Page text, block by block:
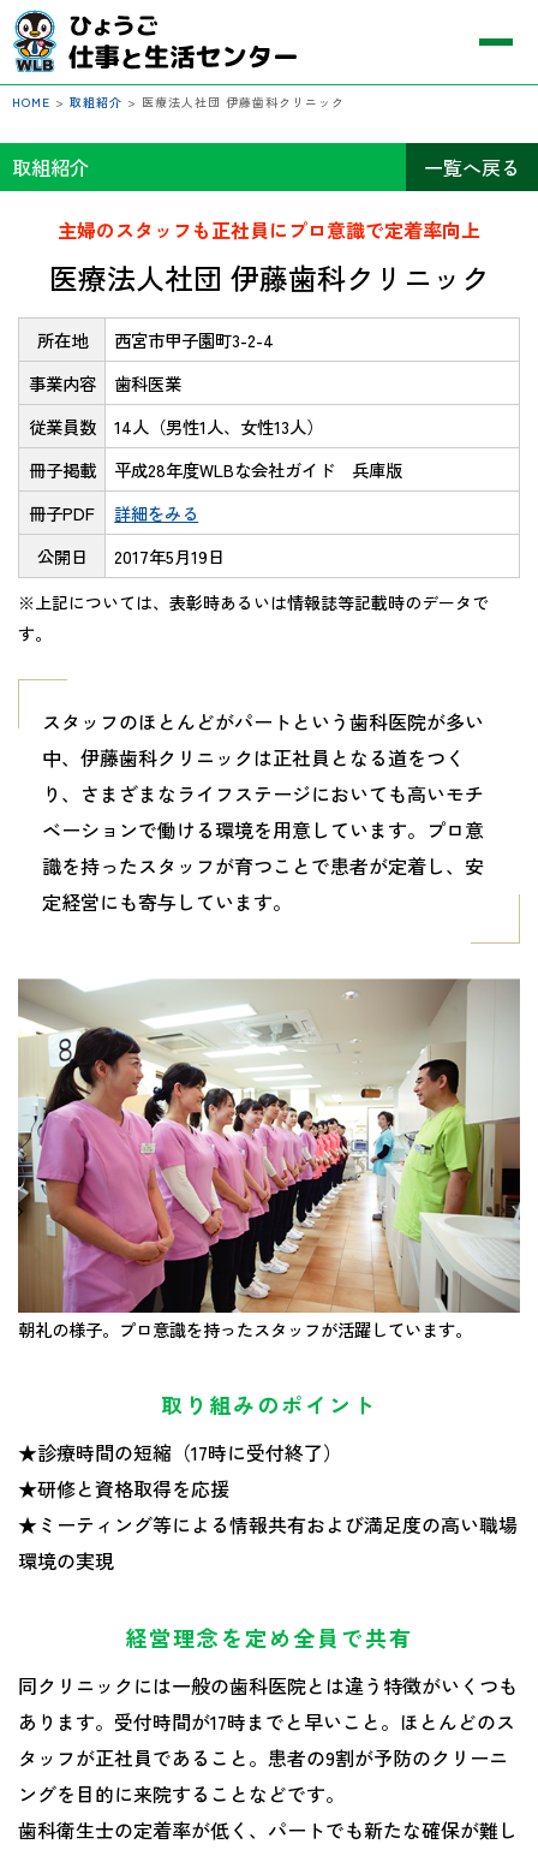
HOME > 取組紹介 > 医療法人社団 伊藤歯科クリニック
取組紹介 一覧へ戻る
主婦のスタッフも正社員にプロ意識で定着率向上
医療法人社団 伊藤歯科クリニック
所在地
西宮市甲子園町3-2-4
事業内容
歯科医業
従業員数
14人（男性1人、女性13人）
冊子掲載
平成28年度WLBな会社ガイド 兵庫版
冊子PDF
詳細をみる
公開日
2017年5月19日
※上記については、表彰時あるいは情報誌等記載時のデータで
す。
スタッフのほとんどがパートという歯科医院が多い
中、伊藤歯科クリニックは正社員となる道をつく
り、さまざまなライフステージにおいても高いモチ
ベーションで働ける環境を用意しています。プロ意
識を持ったスタッフが育つことで患者が定着し、安
定経営にも寄与しています。
朝礼の様子。プロ意識を持ったスタッフが活躍しています。
取り組みのポイント
★診療時間の短縮（17時に受付終了）
★研修と資格取得を応援
★ミーティング等による情報共有および満足度の高い職場
環境の実現
経営理念を定め全員で共有
同クリニックには一般の歯科医院とは違う特徴がいくつも
あります。受付時間が17時までと早いこと。ほとんどのス
タッフが正社員であること。患者の9割が予防のクリーニ
ングを目的に来院することなどです。
歯科衛生士の定着率が低く、パートでも新たな確保が難し